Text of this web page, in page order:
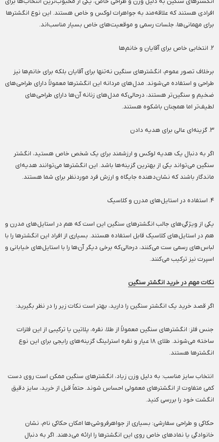
افرادی هستند که علاقه‌مند به جواهرات لوکس و خاص هستند. این نوع انگشترها
برای مهمانی‌ها، جلسات رسمی و موقعیت‌های خاص بسیار مناسب‌اند.
۲. انتخابی خاص برای آقایان و خانم‌ها
برخلاف تصور عموم، انگشترهای سنگین نه‌تنها برای آقایان بلکه برای خانم‌ها نیز
طراحی و استفاده می‌شوند. مدل‌های مردانه این انگشترها معمولاً دارای طراحی‌های
ضخیم و سنگین‌تر هستند، درحالی‌که مدل‌های زنانه آن‌ها دارای طراحی‌های
لطیف‌تر اما همچنان باشکوه هستند.
۳. گزینه‌ای عالی برای هدیه دادن
اگر به دنبال یک هدیه لوکس و ارزشمند برای یک شخص خاص هستید، انگشتر
سنگین می‌تواند یکی از بهترین گزینه‌ها باشد. این انگشترها می‌توانند هدیه‌ای
ماندگار باشند که نشان‌دهنده جایگاه و ارزش فرد موردنظر برای شما هستند.
۴. استفاده در استایل‌های مدرن و کلاسیک
یکی از ویژگی‌های جالب انگشترهای سنگین این است که هم در استایل‌های مدرن و
هم در استایل‌های کلاسیک قابل استفاده هستند. بسیاری از افراد این انگشترها را با
لباس‌های رسمی ست می‌کنند، درحالی‌که برخی دیگر آن‌ها را با استایل‌های خیابانی و
اسپرت نیز ترکیب می‌کنند.
نکات مهم در خرید انگشتر سنگین
اگر قصد خرید یک انگشتر سنگین را دارید، بهتر است نکات زیر را در نظر بگیرید:
جنس فلز: انگشترهای سنگین معمولاً از طلا، نقره، پلاتین یا ترکیبی از این فلزات
ساخته می‌شوند. طلای ۱۸ عیار و نقره استرلینگ گزینه‌های رایجی برای این نوع
انگشترها هستند.
انتخاب سایز مناسب: به دلیل وزن زیاد، انگشترهای سنگین ممکن است روی دست
کمی متفاوت از انگشترهای معمولی احساس شوند. حتماً قبل از خرید، سایز دقیق
انگشت خود را بررسی کنید.
حکاکی و طراحی سفارشی: بسیاری از جواهرفروشی‌ها امکان حکاکی نام، نشان
خانوادگی یا نمادهای خاص روی این انگشترها را ارائه می‌دهند. اگر به دنبال